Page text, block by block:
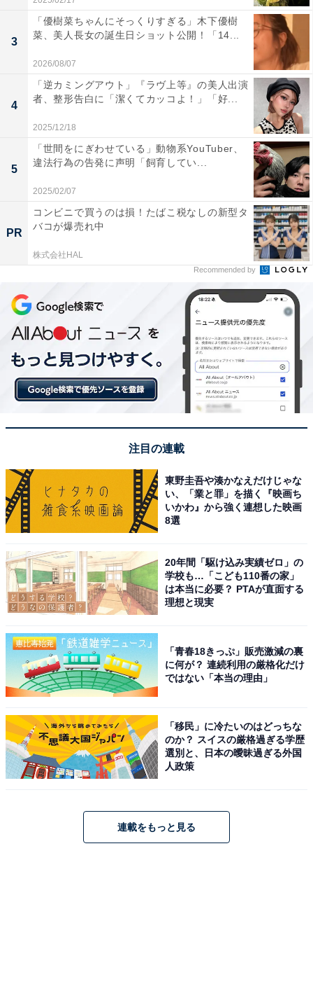
3
「優樹菜ちゃんにそっくりすぎる」木下優樹
菜、美人長女の誕生日ショット公開！「14...
2026/08/07
4
「逆カミングアウト」『ラヴ上等』の美人出演
者、整形告白に「潔くてカッコよ！」「好...
2025/12/18
5
「世間をにぎわせている」動物系YouTuber、
違法行為の告発に声明「飼育してい...
2025/02/07
PR
コンビニで買うのは損！たばこ税なしの新型タ
バコが爆売れ中
株式会社HAL
Recommended by
注目の連載
東野圭吾や湊かなえだけじゃな
い、「業と罪」を描く『映画ち
いかわ』から強く連想した映画
8選
20年間「駆け込み実績ゼロ」の
学校も…「こども110番の家」
は本当に必要？ PTAが直面する
理想と現実
「青春18きっぷ」販売激減の裏
に何が？ 連続利用の厳格化だけ
ではない「本当の理由」
「移民」に冷たいのはどっちな
のか？ スイスの厳格過ぎる学歴
選別と、日本の曖昧過ぎる外国
人政策
連載をもっと見る